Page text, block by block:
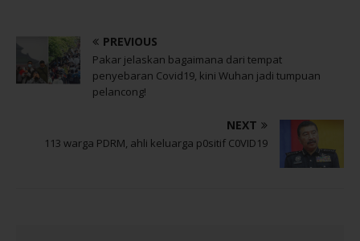
PREVIOUS
Pakar jelaskan bagaimana dari tempat
penyebaran Covid19, kini Wuhan jadi tumpuan
pelancong!
NEXT
113 warga PDRM, ahli keluarga p0sitif C0VID19